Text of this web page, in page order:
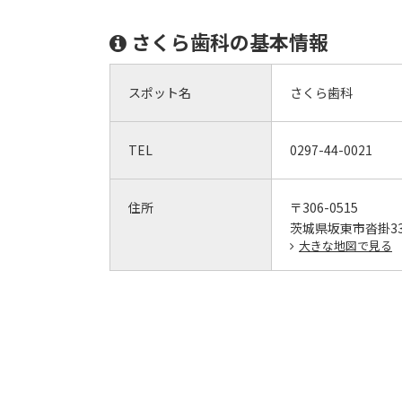
さくら歯科の基本情報
スポット名 さくら歯科
TEL 0297-44-0021
住所
〒306-0515
茨城県坂東市沓掛
大きな地図で見る